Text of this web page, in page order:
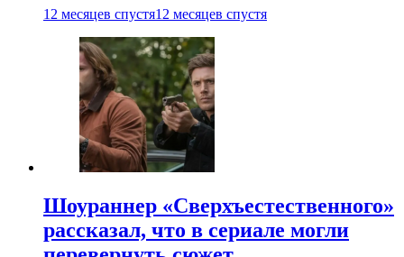
12 месяцев спустя12 месяцев спустя
Шоураннер «Сверхъестественного»
рассказал, что в сериале могли